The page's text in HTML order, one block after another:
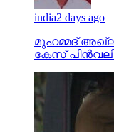
india2 days ago
മുഹമ്മദ്
കേസ്